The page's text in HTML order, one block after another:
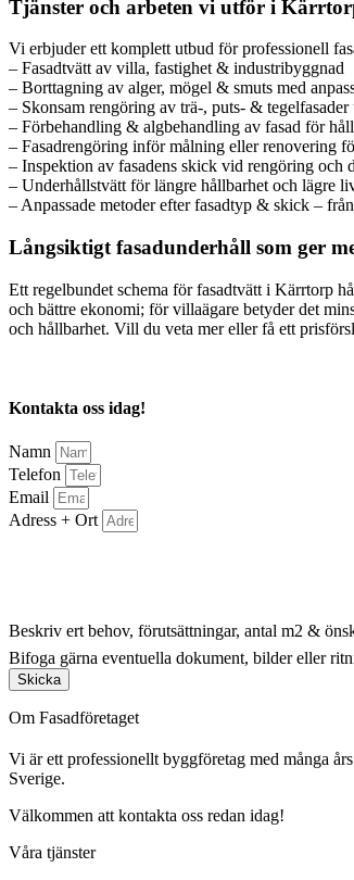
Tjänster och arbeten vi utför i
Vi erbjuder ett komplett utbud för professionell
– Fasadtvätt av villa, fastighet & industribyggnad
– Borttagning av alger, mögel & smuts med
– Skonsam rengöring av trä-, puts- & tegelfasader
– Förbehandling & algbehandling av fasad för
– Fasadrengöring inför målning eller renovering
– Inspektion av fasadens skick vid rengöring och
– Underhållstvätt för längre hållbarhet och lägre
– Anpassade metoder efter fasadtyp & skick –
Långsiktigt fasadunderhåll som ger
Ett regelbundet schema för fasadtvätt i Kärrtorp
och bättre ekonomi; för villaägare betyder det
och hållbarhet. Vill du veta mer eller få ett
Kontakta oss idag!
Namn
Telefon
Email
Adress + Ort
Beskriv ert behov, förutsättningar, antal m2 &
Bifoga gärna eventuella dokument, bilder eller
Skicka
Om Fasadföretaget
Vi är ett professionellt byggföretag med många
Sverige.
Välkommen att kontakta oss redan idag!
Våra tjänster